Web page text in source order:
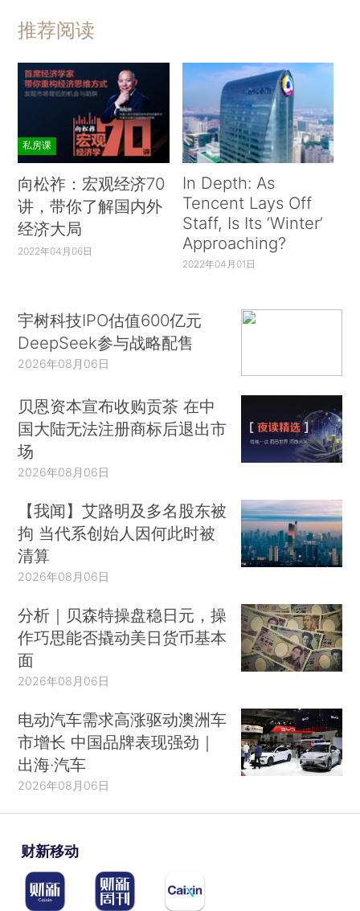
推荐阅读
私房课
向松祚：宏观经济70
讲，带你了解国内外
经济大局
2022年04月06日
In Depth: As
Tencent Lays Off
Staff, Is Its ‘Winter’
Approaching?
2022年04月01日
宇树科技IPO估值600亿元
DeepSeek参与战略配售
2026年08月06日
贝恩资本宣布收购贡茶 在中
国大陆无法注册商标后退出市
场
2026年08月06日
【我闻】艾路明及多名股东被
拘 当代系创始人因何此时被
清算
2026年08月06日
分析｜贝森特操盘稳日元，操
作巧思能否撬动美日货币基本
面
2026年08月06日
电动汽车需求高涨驱动澳洲车
市增长 中国品牌表现强劲｜
出海·汽车
2026年08月06日
财新移动